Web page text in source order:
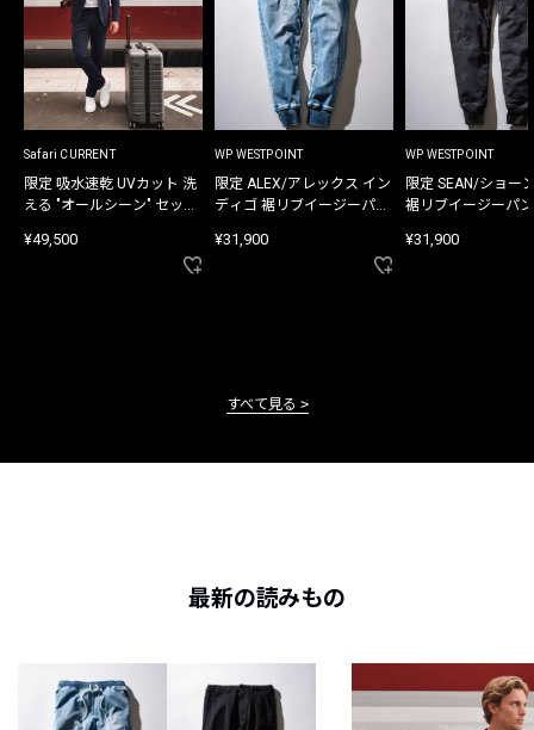
Safari CURRENT
限定 吸水速乾 UVカット 洗
える "オールシーン" セット
¥49,500
WP WESTPOINT
限定 ALEX/アレックス イン
ディゴ 裾リブイージーパン
¥31,900
WP WESTPOINT
限定 SEAN/ショー
裾リブイージーパ
¥31,900
すべて見る
最新の読みもの